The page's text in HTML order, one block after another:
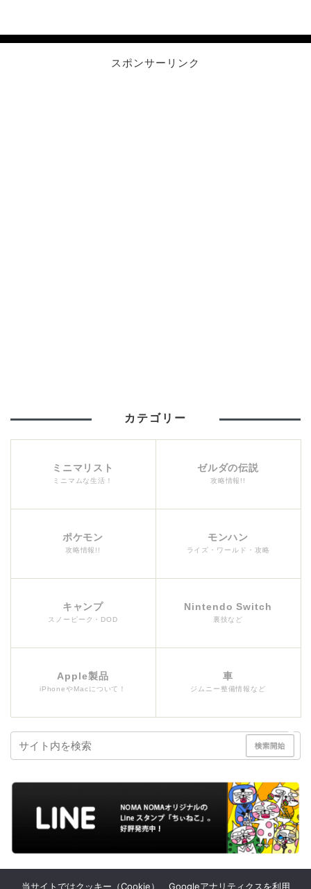
スポンサーリンク
カテゴリー
ミニマリスト
ミニマムな生活！
ゼルダの伝説
攻略情報!!
ポケモン
攻略情報!!
モンハン
ライズ・ワールド・攻略
キャンプ
スノーピーク・DOD
Nintendo Switch
裏技など
Apple製品
iPhoneやMacについて！
車
ジムニー整備情報など
当サイトではクッキー（Cookie）、Googleアナリティクスを利用